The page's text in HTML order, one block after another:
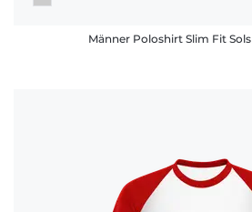
Männer Poloshirt Slim Fit Sols